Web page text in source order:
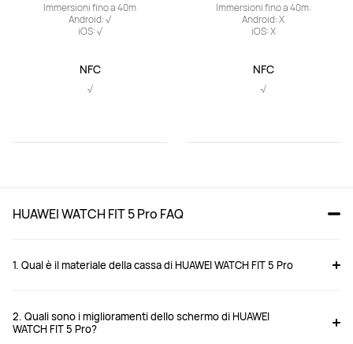
Immersioni fino a 40m
Android: √
iOS: √
NFC
√
Immersioni fino a 40m:
Android: X
iOS: X
NFC
√
HUAWEI WATCH FIT 5 Pro FAQ
1. Qual è il materiale della cassa di HUAWEI WATCH FIT 5 Pro
2. Quali sono i miglioramenti dello schermo di HUAWEI
WATCH FIT 5 Pro?